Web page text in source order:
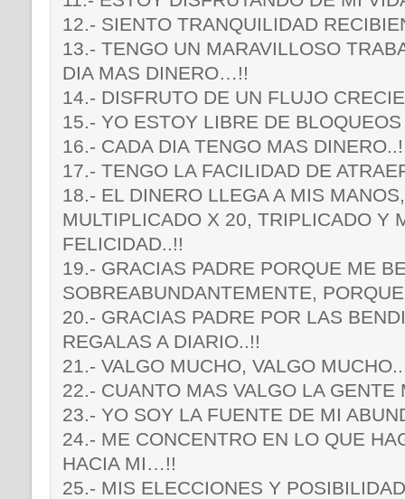
12.- SIENTO TRANQUILIDAD
13.- TENGO UN MARAVILLOSO
DIA MAS DINERO…!!
14.- DISFRUTO DE UN FLUJO
15.- YO ESTOY LIBRE DE
16.- CADA DIA TENGO MAS
17.- TENGO LA FACILIDAD DE
18.- EL DINERO LLEGA A MIS
MULTIPLICADO X 20, TRIPLICADO Y
FELICIDAD..!!
19.- GRACIAS PADRE PORQUE ME
SOBREABUNDANTEMENTE,
20.- GRACIAS PADRE POR LAS
REGALAS A DIARIO..!!
21.- VALGO MUCHO, VALGO
22.- CUANTO MAS VALGO LA GENTE
23.- YO SOY LA FUENTE DE MI
24.- ME CONCENTRO EN LO QUE
HACIA MI…!!
25.- MIS ELECCIONES Y